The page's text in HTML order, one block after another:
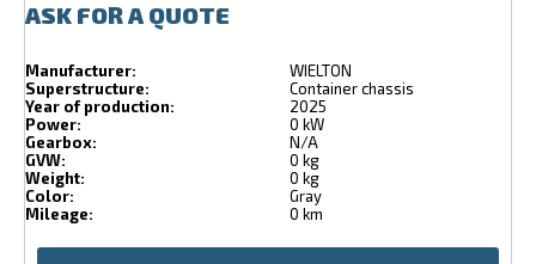
ASK FOR A QUOTE
Manufacturer:
WIELTON
Superstructure:
Container chassis
Year of production:
2025
Power:
0 kW
Gearbox:
N/A
GVW:
0 kg
Weight:
0 kg
Color:
Gray
Mileage:
0 km